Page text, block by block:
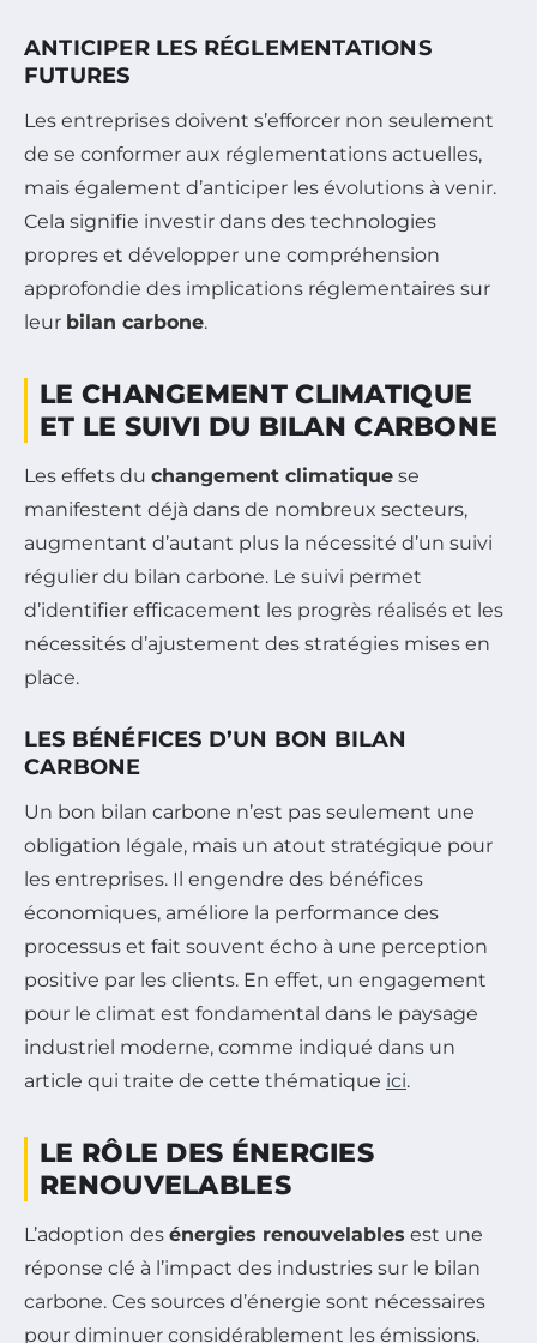
ANTICIPER LES RÉGLEMENTATIONS
FUTURES
Les entreprises doivent s’efforcer non seulement
de se conformer aux réglementations actuelles,
mais également d’anticiper les évolutions à venir.
Cela signifie investir dans des technologies
propres et développer une compréhension
approfondie des implications réglementaires sur
leur bilan carbone.
LE CHANGEMENT CLIMATIQUE
ET LE SUIVI DU BILAN CARBONE
Les effets du changement climatique se
manifestent déjà dans de nombreux secteurs,
augmentant d’autant plus la nécessité d’un suivi
régulier du bilan carbone. Le suivi permet
d’identifier efficacement les progrès réalisés et les
nécessités d’ajustement des stratégies mises en
place.
LES BÉNÉFICES D’UN BON BILAN
CARBONE
Un bon bilan carbone n’est pas seulement une
obligation légale, mais un atout stratégique pour
les entreprises. Il engendre des bénéfices
économiques, améliore la performance des
processus et fait souvent écho à une perception
positive par les clients. En effet, un engagement
pour le climat est fondamental dans le paysage
industriel moderne, comme indiqué dans un
article qui traite de cette thématique ici.
LE RÔLE DES ÉNERGIES
RENOUVELABLES
L’adoption des énergies renouvelables est une
réponse clé à l’impact des industries sur le bilan
carbone. Ces sources d’énergie sont nécessaires
pour diminuer considérablement les émissions.